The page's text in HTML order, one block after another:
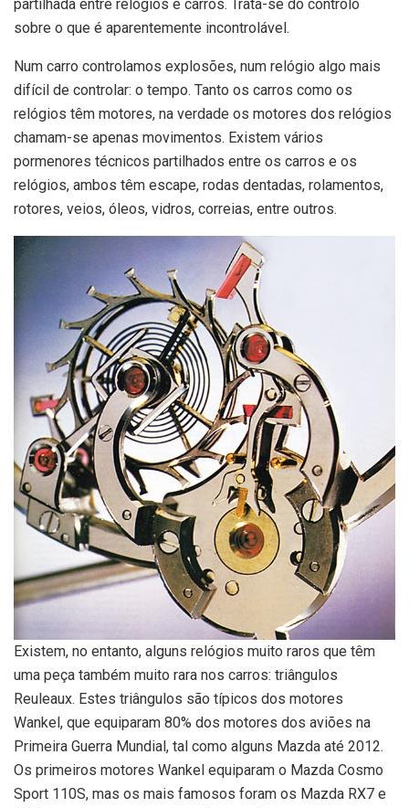
partilhada entre relógios e carros. Trata-se do controlo
sobre o que é aparentemente incontrolável.
Num carro controlamos explosões, num relógio algo mais
difícil de controlar: o tempo. Tanto os carros como os
relógios têm motores, na verdade os motores dos relógios
chamam-se apenas movimentos. Existem vários
pormenores técnicos partilhados entre os carros e os
relógios, ambos têm escape, rodas dentadas, rolamentos,
rotores, veios, óleos, vidros, correias, entre outros.
Existem, no entanto, alguns relógios muito raros que têm
uma peça também muito rara nos carros: triângulos
Reuleaux. Estes triângulos são típicos dos motores
Wankel, que equiparam 80% dos motores dos aviões na
Primeira Guerra Mundial, tal como alguns Mazda até 2012.
Os primeiros motores Wankel equiparam o Mazda Cosmo
Sport 110S, mas os mais famosos foram os Mazda RX7 e